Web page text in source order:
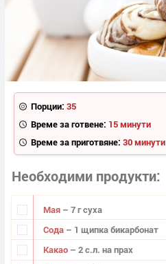
Порции: 35
Време за готвене: 15 минути
Време за приготвяне: 30 минути
Необходими продукти
Мая – 7 г суха
Сода – 1 щипка бикарбонат
Какао – 2 с.л. на прах